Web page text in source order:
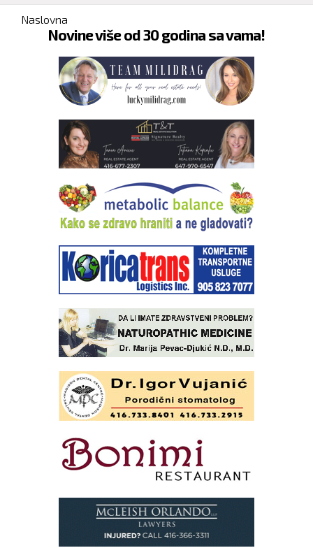
You are here
Naslovna
Novine više od 30 godina sa vama!